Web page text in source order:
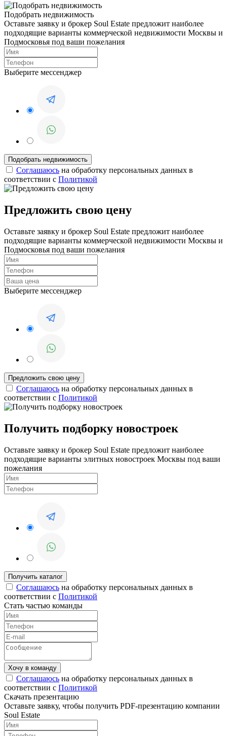
Подобрать недвижимость
Оставьте заявку и брокер Soul Estate предложит наиболее
подходящие варианты коммерческой недвижимости Москвы и
Подмосковья под ваши пожелания
Выберите мессенджер
Соглашаюсь на обработку персональных данных в
соответствии с Политикой
Предложить свою цену
Оставьте заявку и брокер Soul Estate предложит наиболее
подходящие варианты коммерческой недвижимости Москвы и
Подмосковья под ваши пожелания
Выберите мессенджер
Соглашаюсь на обработку персональных данных в
соответствии с Политикой
Получить подборку новостроек
Оставьте заявку и брокер Soul Estate предложит наиболее
подходящие варианты элитных новостроек Москвы под ваши
пожелания
Соглашаюсь на обработку персональных данных в
соответствии с Политикой
Стать частью команды
Соглашаюсь на обработку персональных данных в
соответствии с Политикой
Скачать презентацию
Оставьте заявку, чтобы получить PDF-презентацию компании
Soul Estate